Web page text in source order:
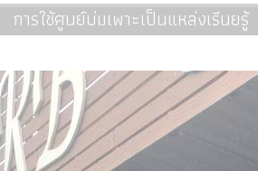
การใช้ศูนย์บ่มเพาะเป็นแหล่งเรีนยรู้